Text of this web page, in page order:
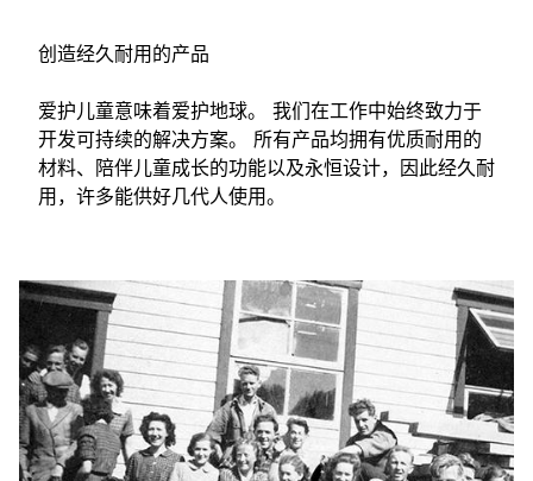
创造经久耐用的产品
爱护儿童意味着爱护地球。 我们在工作中始终致力于
开发可持续的解决方案。 所有产品均拥有优质耐用的
材料、陪伴儿童成长的功能以及永恒设计，因此经久耐
用，许多能供好几代人使用。